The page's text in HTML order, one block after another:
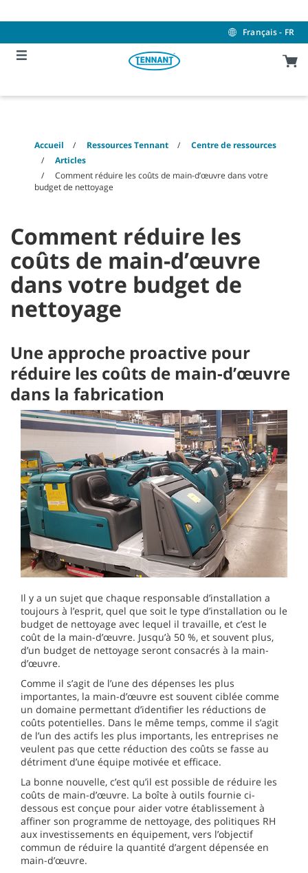
to
to
menu
Français - FR
Accueil Ressources Tennant
Centre de ressources
Articles
Comment réduire les coûts de main-d’œuvre dans votre
budget de nettoyage
Comment réduire les
coûts de main-d’œuvre
dans votre budget de
nettoyage
Une approche proactive pour
réduire les coûts de main-d’œuvre
dans la fabrication
Il y a un sujet que chaque responsable d’installation a
toujours à l’esprit, quel que soit le type d’installation ou le
budget de nettoyage avec lequel il travaille, et c’est le
coût de la main-d’œuvre. Jusqu’à 50 %, et souvent plus,
d’un budget de nettoyage seront consacrés à la main-
d’œuvre.
Comme il s’agit de l’une des dépenses les plus
importantes, la main-d’œuvre est souvent ciblée comme
un domaine permettant d’identifier les réductions de
coûts potentielles. Dans le même temps, comme il s’agit
de l’un des actifs les plus importants, les entreprises ne
veulent pas que cette réduction des coûts se fasse au
détriment d’une équipe motivée et efficace.
La bonne nouvelle, c’est qu’il est possible de réduire les
coûts de main-d’œuvre. La boîte à outils fournie ci-
dessous est conçue pour aider votre établissement à
affiner son programme de nettoyage, des politiques RH
aux investissements en équipement, vers l’objectif
commun de réduire la quantité d’argent dépensée en
main-d’œuvre.